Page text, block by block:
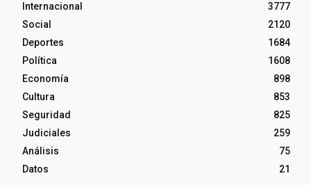
Internacional
3777
Social
2120
Deportes
1684
Política
1608
Economía
898
Cultura
853
Seguridad
825
Judiciales
259
Análisis
75
Datos
21